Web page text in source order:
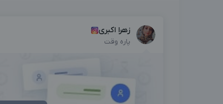
زهرا اکبری
پاره وقت